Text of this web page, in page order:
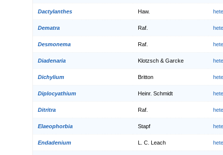
Dactylanthes Haw.
Dematra Raf.
Desmonema Raf.
Diadenaria Klotzsch & Garcke
Dichylium Britton
Diplocyathium Heinr. Schmidt
Ditritra Raf.
Elaeophorbia Stapf
Endadenium L. C. Leach